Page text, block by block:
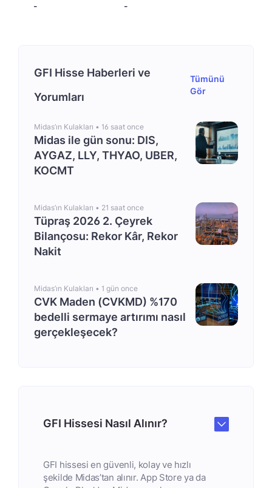
-
-
GFI Hisse Haberleri ve
Yorumları
Tümünü
Gör
Midas’ın Kulakları • 16 saat once
Midas ile gün sonu: DIS,
AYGAZ, LLY, THYAO, UBER,
KOCMT
Midas’ın Kulakları • 21 saat once
Tüpraş 2026 2. Çeyrek
Bilançosu: Rekor Kâr, Rekor
Nakit
Midas’ın Kulakları • 1 gün once
CVK Maden (CVKMD) %170
bedelli sermaye artırımı nasıl
gerçekleşecek?
GFI Hissesi Nasıl Alınır?
GFI hissesi en güvenli, kolay ve hızlı
şekilde Midas’tan alınır. App Store ya da